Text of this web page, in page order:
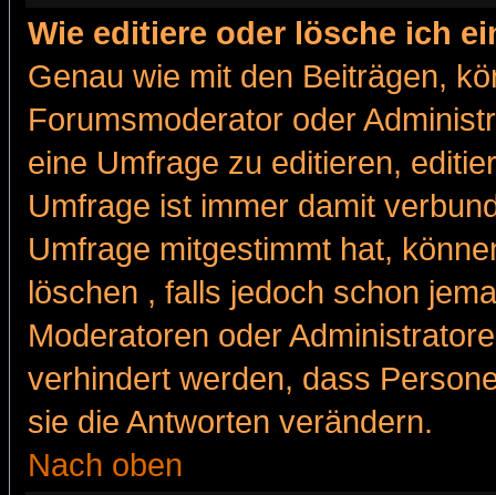
Wie editiere oder lösche ich
Genau wie mit den Beiträgen,
Forumsmoderator oder
eine Umfrage zu editieren,
Umfrage ist immer damit
Umfrage mitgestimmt hat,
löschen , falls jedoch schon
Moderatoren oder
verhindert werden, dass
sie die Antworten verändern.
Nach oben